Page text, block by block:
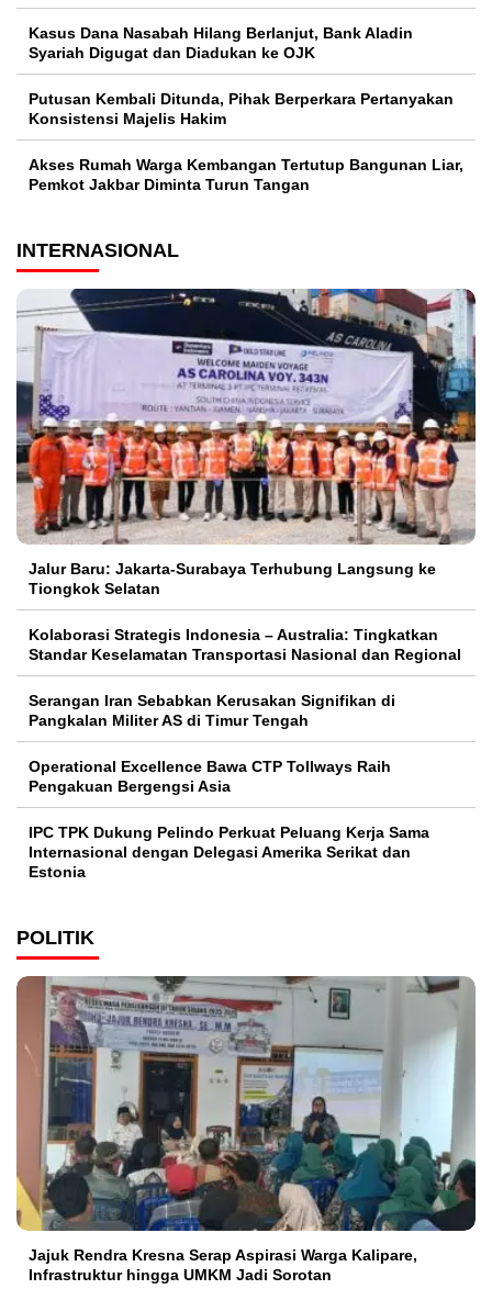
Kasus Dana Nasabah Hilang Berlanjut, Bank Aladin
Syariah Digugat dan Diadukan ke OJK
Putusan Kembali Ditunda, Pihak Berperkara Pertanyakan
Konsistensi Majelis Hakim
Akses Rumah Warga Kembangan Tertutup Bangunan Liar,
Pemkot Jakbar Diminta Turun Tangan
INTERNASIONAL
Jalur Baru: Jakarta-Surabaya Terhubung Langsung ke
Tiongkok Selatan
Kolaborasi Strategis Indonesia – Australia: Tingkatkan
Standar Keselamatan Transportasi Nasional dan Regional
Serangan Iran Sebabkan Kerusakan Signifikan di
Pangkalan Militer AS di Timur Tengah
Operational Excellence Bawa CTP Tollways Raih
Pengakuan Bergengsi Asia
IPC TPK Dukung Pelindo Perkuat Peluang Kerja Sama
Internasional dengan Delegasi Amerika Serikat dan
Estonia
POLITIK
Jajuk Rendra Kresna Serap Aspirasi Warga Kalipare,
Infrastruktur hingga UMKM Jadi Sorotan